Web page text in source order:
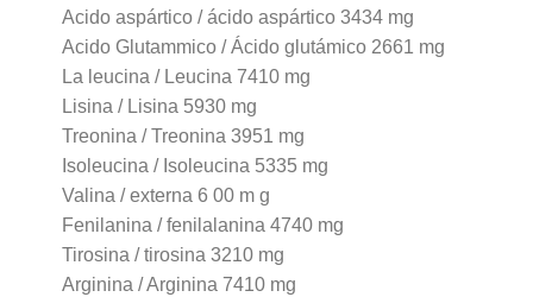
Acido aspártico / ácido aspártico 3434 mg
Acido Glutammico / Ácido glutámico 2661 mg
La leucina / Leucina 7410 mg
Lisina / Lisina 5930 mg
Treonina / Treonina 3951 mg
Isoleucina / Isoleucina 5335 mg
Valina / externa 6 00 m g
Fenilanina / fenilalanina 4740 mg
Tirosina / tirosina 3210 mg
Arginina / Arginina 7410 mg